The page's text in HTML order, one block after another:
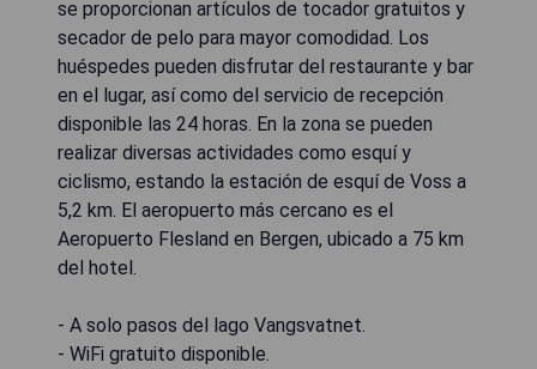
se proporcionan artículos de tocador gratuitos y
secador de pelo para mayor comodidad. Los
huéspedes pueden disfrutar del restaurante y bar
en el lugar, así como del servicio de recepción
disponible las 24 horas. En la zona se pueden
realizar diversas actividades como esquí y
ciclismo, estando la estación de esquí de Voss a
5,2 km. El aeropuerto más cercano es el
Aeropuerto Flesland en Bergen, ubicado a 75 km
del hotel.
- A solo pasos del lago Vangsvatnet.
- WiFi gratuito disponible.